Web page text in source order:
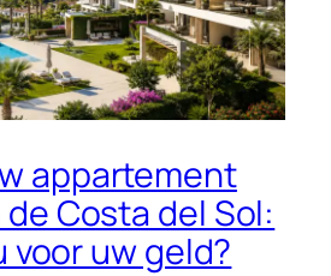
appartement
Costa del Sol:
voor uw geld?